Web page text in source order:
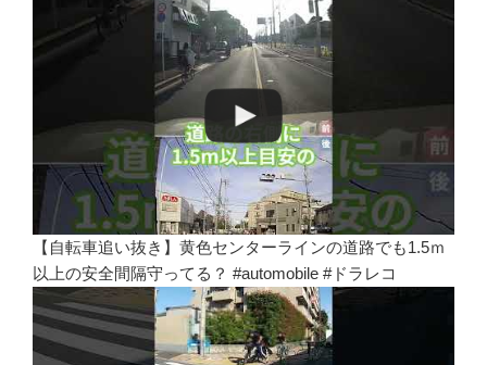
【自転車追い抜き】黄色センターラインの道路でも1.5ｍ
以上の安全間隔守ってる？ #automobile #ドラレコ